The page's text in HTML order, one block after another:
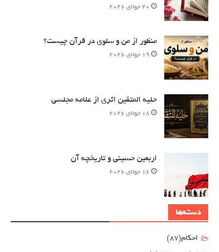
20 جولای 2026
منظور از من و سلوی در قرآن چیست؟
19 جولای 2026
حلیه المتقین اثری از علامه مجلسی
18 جولای 2026
اربعین حسینی و تاریخچه آن
16 جولای 2026
دسته‌ها
احکام(87)